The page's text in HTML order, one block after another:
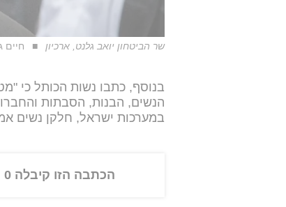
שר הביטחון יואב גלנט, ארכיון חיים
בנוסף, כתבו נשות הכותל כי
הנשים, הבנות, הסבתות
במערכות ישראל, חלקן נשים
הכתבה הזו קיבלה 0 תגובות